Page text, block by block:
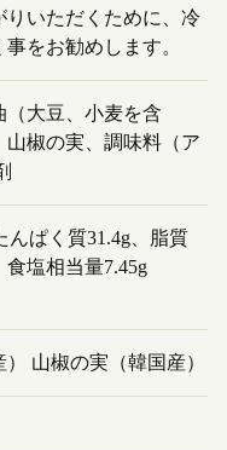
いただくために、冷
をお勧めします。
（大豆、小麦を含
椒の実、調味料（ア
んぱく質31.4g、脂質
食塩相当量7.45g
山椒の実（韓国産）